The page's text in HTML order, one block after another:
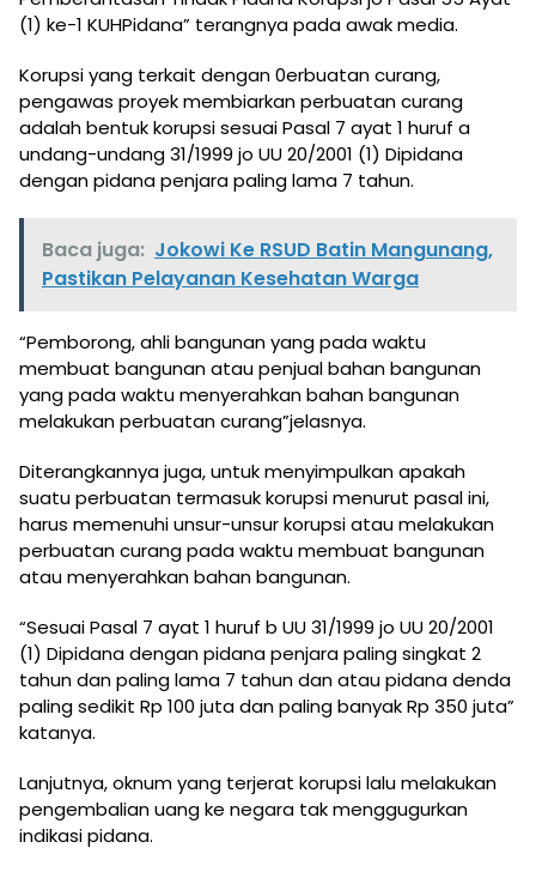
(1) ke-1 KUHPidana” terangnya pada awak media.
Korupsi yang terkait dengan 0erbuatan curang,
pengawas proyek membiarkan perbuatan curang
adalah bentuk korupsi sesuai Pasal 7 ayat 1 huruf a
undang-undang 31/1999 jo UU 20/2001 (1) Dipidana
dengan pidana penjara paling lama 7 tahun.
Baca juga: Jokowi Ke RSUD Batin Mangunang,
Pastikan Pelayanan Kesehatan Warga
“Pemborong, ahli bangunan yang pada waktu
membuat bangunan atau penjual bahan bangunan
yang pada waktu menyerahkan bahan bangunan
melakukan perbuatan curang”jelasnya.
Diterangkannya juga, untuk menyimpulkan apakah
suatu perbuatan termasuk korupsi menurut pasal ini,
harus memenuhi unsur-unsur korupsi atau melakukan
perbuatan curang pada waktu membuat bangunan
atau menyerahkan bahan bangunan.
“Sesuai Pasal 7 ayat 1 huruf b UU 31/1999 jo UU 20/2001
(1) Dipidana dengan pidana penjara paling singkat 2
tahun dan paling lama 7 tahun dan atau pidana denda
paling sedikit Rp 100 juta dan paling banyak Rp 350 juta”
katanya.
Lanjutnya, oknum yang terjerat korupsi lalu melakukan
pengembalian uang ke negara tak menggugurkan
indikasi pidana.